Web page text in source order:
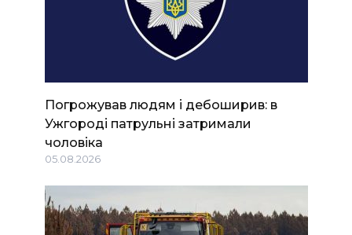
Погрожував людям і дебоширив: в
Ужгороді патрульні затримали
чоловіка
05.08.2026